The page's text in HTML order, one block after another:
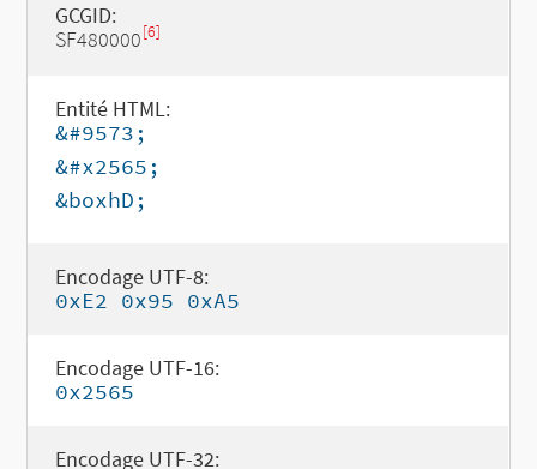
GCGID:
SF480000[6]
Entité HTML:
&#9573;
&#x2565;
&boxhD;
Encodage UTF-8:
0xE2 0x95 0xA5
Encodage UTF-16:
0x2565
Encodage UTF-32: